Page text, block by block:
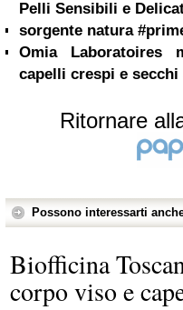
Pelli Sensibili e
sorgente natura
Omia Laboratoires
capelli crespi e secchi
Ritornare
Possono interessarti
Biofficina
corpo viso e